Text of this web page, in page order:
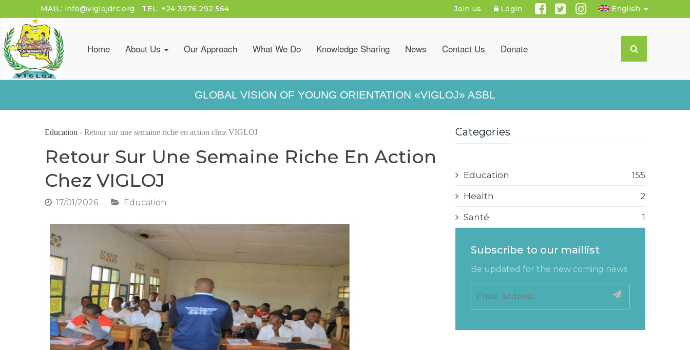
MAIL: info@viglojdrc.org TEL: +24 3976 292 564 Join us Login English
Home About Us Our Approach What We Do Knowledge Sharing News Contact Us Donate
GLOBAL VISION OF YOUNG ORIENTATION «VIGLOJ» ASBL
Education - Retour sur une semaine riche en action chez VIGLOJ
Retour Sur Une Semaine Riche En Action
Chez VIGLOJ
17/01/2026 Education
Categories
Education 155
Health 2
Santé 1
Subscribe to our maillist
Be updated for the new coming news